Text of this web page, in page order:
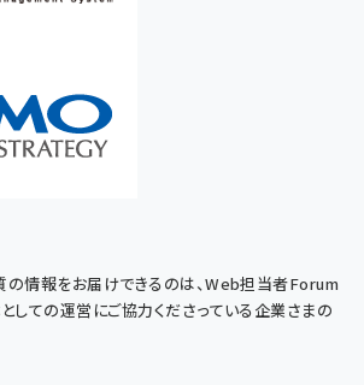
情報をお届けできるのは、Web担当者Forum
しての運営にご協力くださっている企業さまの